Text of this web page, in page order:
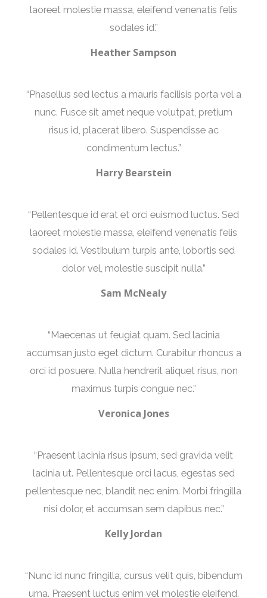
laoreet molestie massa, eleifend venenatis felis
sodales id.”
Heather Sampson
“Phasellus sed lectus a mauris facilisis porta vel a
nunc. Fusce sit amet neque volutpat, pretium
risus id, placerat libero. Suspendisse ac
condimentum lectus.”
Harry Bearstein
“Pellentesque id erat et orci euismod luctus. Sed
laoreet molestie massa, eleifend venenatis felis
sodales id. Vestibulum turpis ante, lobortis sed
dolor vel, molestie suscipit nulla.”
Sam McNealy
“Maecenas ut feugiat quam. Sed lacinia
accumsan justo eget dictum. Curabitur rhoncus a
orci id posuere. Nulla hendrerit aliquet risus, non
maximus turpis congue nec.”
Veronica Jones
“Praesent lacinia risus ipsum, sed gravida velit
lacinia ut. Pellentesque orci lacus, egestas sed
pellentesque nec, blandit nec enim. Morbi fringilla
nisi dolor, et accumsan sem dapibus nec.”
Kelly Jordan
“Nunc id nunc fringilla, cursus velit quis, bibendum
urna. Praesent luctus enim vel molestie eleifend.